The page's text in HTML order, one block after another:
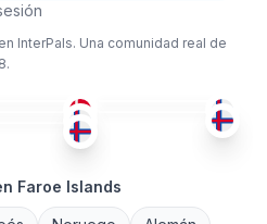
InterPals. Una comunidad real de
Faroe Islands